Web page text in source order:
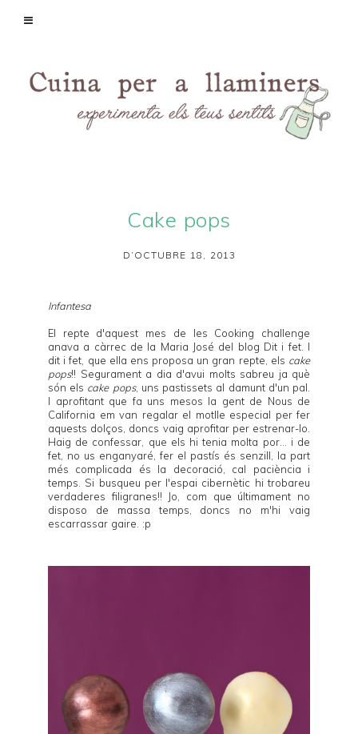
Cake pops
D’OCTUBRE 18, 2013
Infantesa
El repte d'aquest mes de les Cooking challenge
anava a càrrec de la Maria José del blog Dit i fet. I
dit i fet, que ella ens proposa un gran repte, els cake
pops!! Segurament a dia d'avui molts sabreu ja què
són els cake pops, uns pastissets al damunt d'un pal.
I aprofitant que fa uns mesos la gent de Nous de
California em van regalar el motlle especial per fer
aquests dolços, doncs vaig aprofitar per estrenar-lo.
Haig de confessar, que els hi tenia molta por... i de
fet, no us enganyaré, fer el pastís és senzill, la part
més complicada és la decoració, cal paciència i
temps. Si busqueu per l'espai cibernètic hi trobareu
verdaderes filigranes!! Jo, com que últimament no
disposo de massa temps, doncs no m'hi vaig
escarrassar gaire. :p